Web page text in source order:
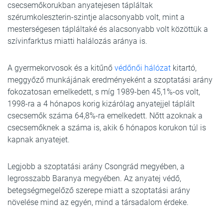
csecsemőkorukban anyatejesen tápláltak
szérumkoleszterin-szintje alacsonyabb volt, mint a
mesterségesen tápláltaké és alacsonyabb volt közöttük a
szívinfarktus miatti halálozás aránya is.
A gyermekorvosok és a kitűnő védőnői hálózat kitartó,
meggyőző munkájának eredményeként a szoptatási arány
fokozatosan emelkedett, s míg 1989-ben 45,1%-os volt,
1998-ra a 4 hónapos korig kizárólag anyatejjel táplált
csecsemők száma 64,8%-ra emelkedett. Nőtt azoknak a
csecsemőknek a száma is, akik 6 hónapos korukon túl is
kapnak anyatejet.
Legjobb a szoptatási arány Csongrád megyében, a
legrosszabb Baranya megyében. Az anyatej védő,
betegségmegelőző szerepe miatt a szoptatási arány
növelése mind az egyén, mind a társadalom érdeke.